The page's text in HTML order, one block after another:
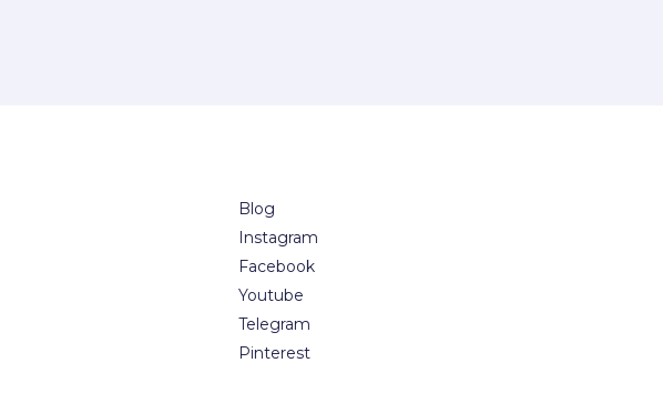
Blog
Instagram
Facebook
Youtube
Telegram
Pinterest